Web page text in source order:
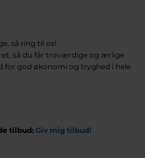
så ring til os!
så du får troværdige og ærlige
for god økonomi og tryghed i hele
tilbud: Giv mig tilbud!